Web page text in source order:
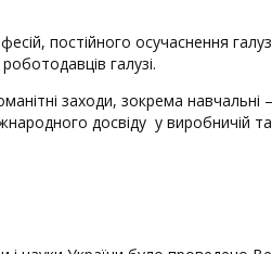
постійного осучаснення
галузі.
заходи, зокрема навчальні –
досвіду у виробничій